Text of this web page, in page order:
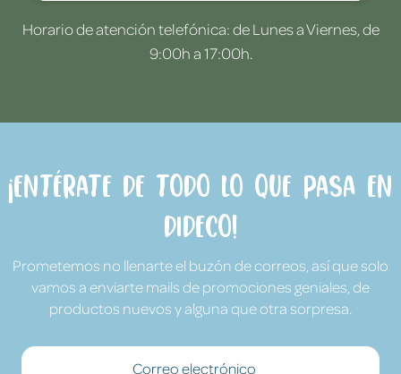
Horario de atención telefónica: de Lunes a Viernes, de
9:00h a 17:00h.
¡Entérate de todo lo que pasa en
Dideco!
Prometemos no llenarte el buzón de correos, así que solo
vamos a enviarte mails de promociones geniales, de
productos nuevos y alguna que otra sorpresa.